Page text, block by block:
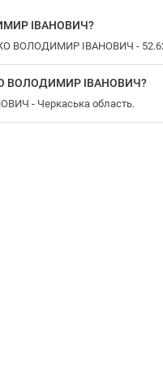
ІВАНОВИЧ?
ВОЛОДИМИР ІВАНОВИЧ -
ВОЛОДИМИР ІВАНОВИЧ?
- Черкаська область.